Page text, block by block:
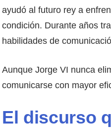
ayudó al futuro rey a
condición. Durante años
habilidades de
Aunque Jorge VI nunca
comunicarse con mayor
El discurso